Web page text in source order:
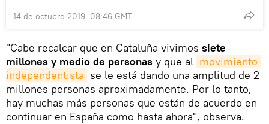
14 de octubre 2019, 08:46 GMT
"Cabe recalcar que en Cataluña vivimos siete
millones y medio de personas y que al movimiento
independentista se le está dando una amplitud de 2
millones personas aproximadamente. Por lo tanto,
hay muchas más personas que están de acuerdo en
continuar en España como hasta ahora", observa.